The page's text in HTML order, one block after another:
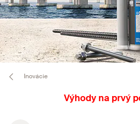
Inovácie
Výhody na prvý